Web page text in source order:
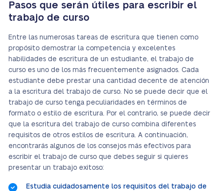
Pasos que serán útiles para escribir el
trabajo de curso
Entre las numerosas tareas de escritura que tienen como
propósito demostrar la competencia y excelentes
habilidades de escritura de un estudiante, el trabajo de
curso es uno de los más frecuentemente asignados. Cada
estudiante debe prestar una cantidad decente de atención
a la escritura del trabajo de curso. No se puede decir que el
trabajo de curso tenga peculiaridades en términos de
formato o estilo de escritura. Por el contrario, se puede decir
que la escritura del trabajo de curso combina diferentes
requisitos de otros estilos de escritura. A continuación,
encontrarás algunos de los consejos más efectivos para
escribir el trabajo de curso que debes seguir si quieres
presentar un trabajo exitoso:
Estudia cuidadosamente los requisitos del trabajo de